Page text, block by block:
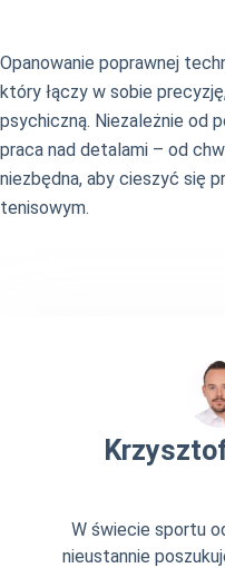
Opanowanie poprawnej
który łączy w sobie
psychiczną. Niezależnie od
praca nad detalami – od
niezbędna, aby cieszyć się
tenisowym.
W świecie sportu
nieustannie